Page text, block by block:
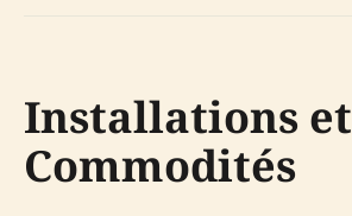
Installations et
Commodités